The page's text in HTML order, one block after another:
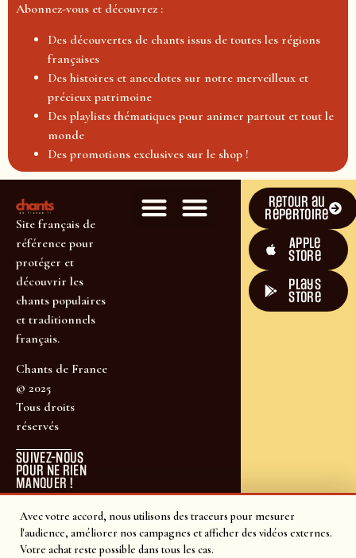
Avec votre accord, nous utilisons des traceurs pour mesurer
l'audience, améliorer nos campagnes et afficher des vidéos externes.
Votre achat reste possible dans tous les cas.
Abonnez-vous et découvrez :
Des découvertes de chants issus de toutes les régions
françaises
Des histoires et anecdotes sur notre merveilleux et
précieux patrimoine
Des playlists thématiques pour animer partout et tout le
monde
Des promotions exclusives sur le shop !
Site français de
référence pour
protéger et
découvrir les
chants populaires
et traditionnels
français.
Chants de France
© 2025
Tous droits
réservés
SUIVEZ-NOUS
POUR NE RIEN
MANQUER !
Retour au
répertoire
Apple
Store
plays
store